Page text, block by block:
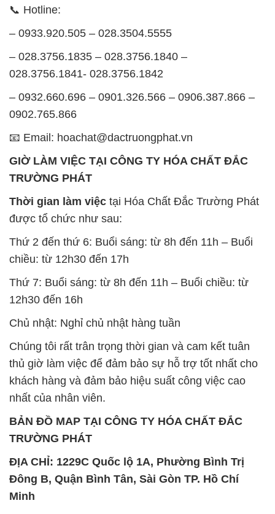
📞 Hotline:
– 0933.920.505 – 028.3504.5555
– 028.3756.1835 – 028.3756.1840 –
028.3756.1841- 028.3756.1842
– 0932.660.696 – 0901.326.566 – 0906.387.866 –
0902.765.866
📧 Email: hoachat@dactruongphat.vn
GIỜ LÀM VIỆC TẠI CÔNG TY HÓA CHẤT ĐẮC
TRƯỜNG PHÁT
Thời gian làm việc tại Hóa Chất Đắc Trường Phát
được tổ chức như sau:
Thứ 2 đến thứ 6: Buổi sáng: từ 8h đến 11h – Buổi
chiều: từ 12h30 đến 17h
Thứ 7: Buổi sáng: từ 8h đến 11h – Buổi chiều: từ
12h30 đến 16h
Chủ nhật: Nghỉ chủ nhật hàng tuần
Chúng tôi rất trân trọng thời gian và cam kết tuân
thủ giờ làm việc để đảm bảo sự hỗ trợ tốt nhất cho
khách hàng và đảm bảo hiệu suất công việc cao
nhất của nhân viên.
BẢN ĐỒ MAP TẠI CÔNG TY HÓA CHẤT ĐẮC
TRƯỜNG PHÁT
ĐỊA CHỈ: 1229C Quốc lộ 1A, Phường Bình Trị
Đông B, Quận Bình Tân, Sài Gòn TP. Hồ Chí
Minh